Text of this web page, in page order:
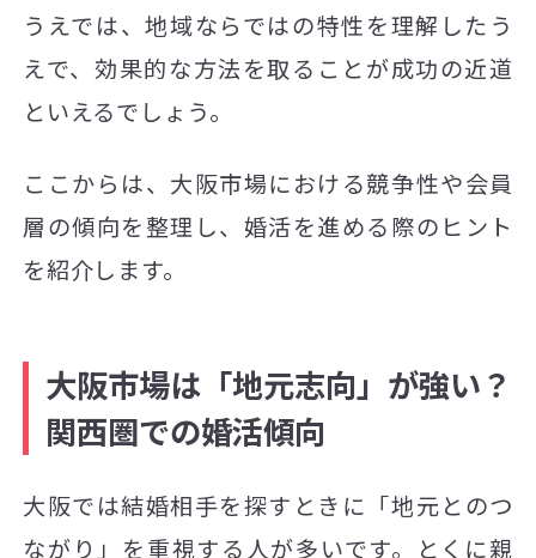
うえでは、地域ならではの特性を理解したう
えで、効果的な方法を取ることが成功の近道
といえるでしょう。
ここからは、大阪市場における競争性や会員
層の傾向を整理し、婚活を進める際のヒント
を紹介します。
大阪市場は「地元志向」が強い？
関西圏での婚活傾向
大阪では結婚相手を探すときに「地元とのつ
ながり」を重視する人が多いです。とくに親